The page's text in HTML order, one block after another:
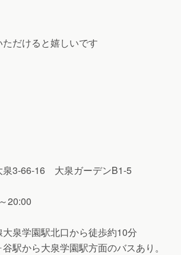
だけると嬉しいです
泉3-66-16 大泉ガーデンB1-5
20:00
泉学園駅北口から徒歩約10分
駅から大泉学園駅方面のバスあり。